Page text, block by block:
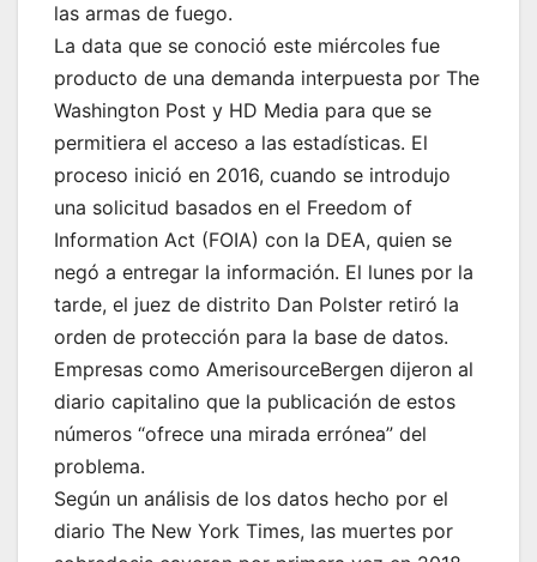
las armas de fuego.
La data que se conoció este miércoles fue
producto de una demanda interpuesta por The
Washington Post y HD Media para que se
permitiera el acceso a las estadísticas. El
proceso inició en 2016, cuando se introdujo
una solicitud basados en el Freedom of
Information Act (FOIA) con la DEA, quien se
negó a entregar la información. El lunes por la
tarde, el juez de distrito Dan Polster retiró la
orden de protección para la base de datos.
Empresas como AmerisourceBergen dijeron al
diario capitalino que la publicación de estos
números “ofrece una mirada errónea” del
problema.
Según un análisis de los datos hecho por el
diario The New York Times, las muertes por